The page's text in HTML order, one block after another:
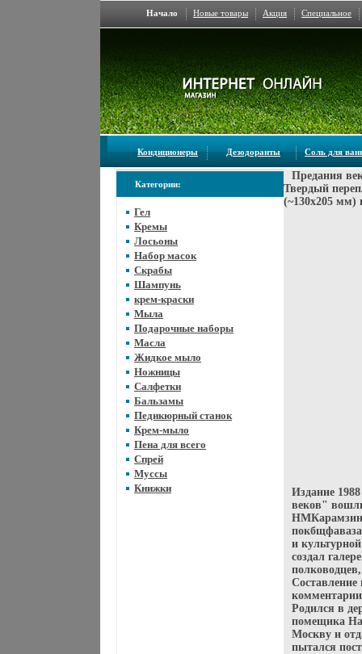
Начало Новые товары Акция Специальное
Кондиционеры Дезодоранты Соль для
Категории:
Гел
Кремы
Лосьоны
Набор масок
Скрабы
Шампунь
крем-краски
Мыла
Подарочные наборы
Масла
Жидкое мыло
Ножницы
Салфетки
Бальзамы
Педикюрный станок
Крем-мыло
Пена для всего
Спрей
Муссы
Книжки
Предания
Твердый
(~130х205 мм)
Издание
веков"
и
создал
Составление
Родился в
помещика На
Москву и
пытался